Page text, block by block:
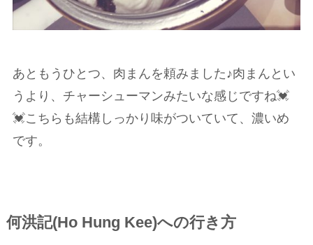
あともうひとつ、肉まんを頼みました♪肉まんとい
うより、チャーシューマンみたいな感じですね💓
💓こちらも結構しっかり味がついていて、濃いめ
です。
何洪記(Ho Hung Kee)への行き方